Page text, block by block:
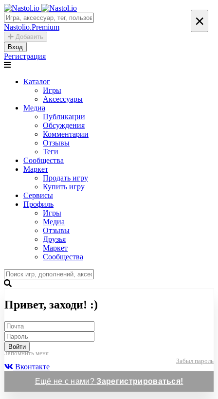
Nastolio.Premium
Добавить
Вход
Регистрация
Каталог
Игры
Аксессуары
Медиа
Публикации
Обсуждения
Комментарии
Отзывы
Теги
Сообщества
Маркет
Продать игру
Купить игру
Сервисы
Профиль
Игры
Медиа
Отзывы
Друзья
Маркет
Сообщества
×
Привет, заходи! :)
Войти
Запомнить меня
Забыл пароль
Вконтакте
Ещё не с нами?Зарегистрироваться!